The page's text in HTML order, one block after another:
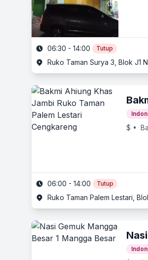
06:30 - 14:00 Tutup
Ruko Taman Surya 3, Blok J1
$ •
06:00 - 14:00 Tutup
Ruko Taman Palem Lestari,